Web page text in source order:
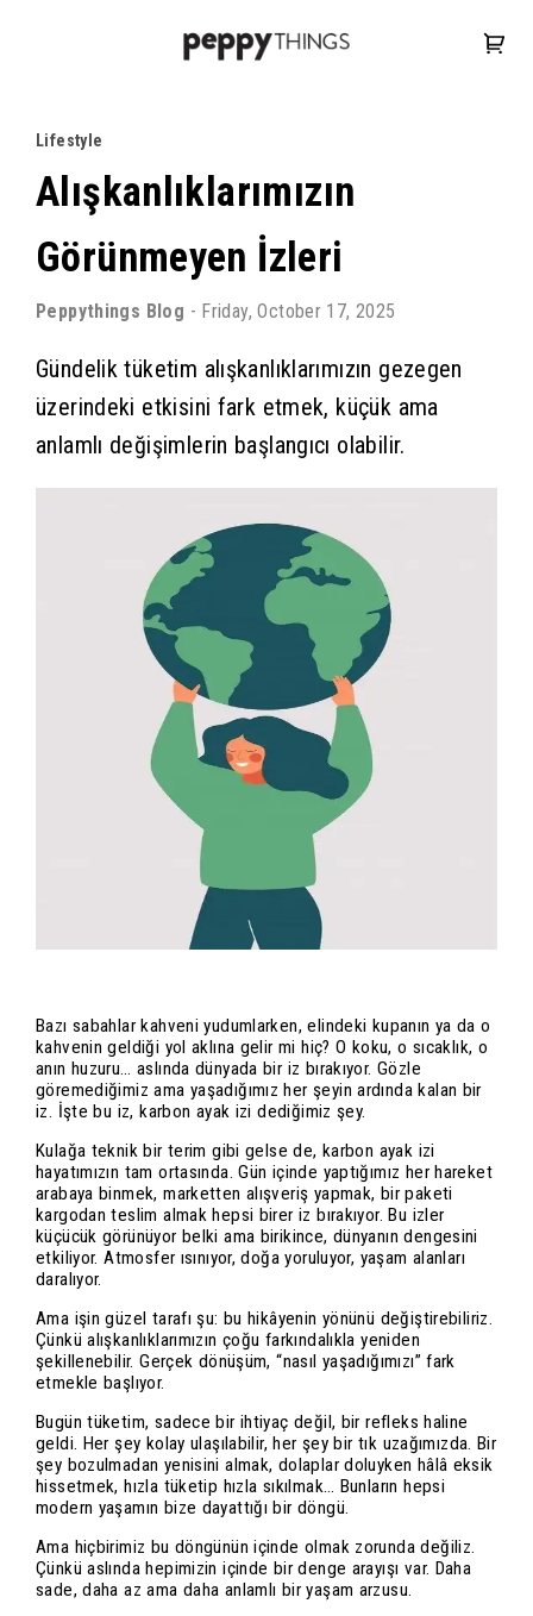
Lifestyle
Alışkanlıklarımızın
Görünmeyen İzleri
Peppythings Blog - Friday, October 17, 2025
Gündelik tüketim alışkanlıklarımızın gezegen
üzerindeki etkisini fark etmek, küçük ama
anlamlı değişimlerin başlangıcı olabilir.
Bazı sabahlar kahveni yudumlarken, elindeki kupanın ya da o
kahvenin geldiği yol aklına gelir mi hiç? O koku, o sıcaklık, o
anın huzuru… aslında dünyada bir iz bırakıyor. Gözle
göremediğimiz ama yaşadığımız her şeyin ardında kalan bir
iz. İşte bu iz, karbon ayak izi dediğimiz şey.
Kulağa teknik bir terim gibi gelse de, karbon ayak izi
hayatımızın tam ortasında. Gün içinde yaptığımız her hareket
arabaya binmek, marketten alışveriş yapmak, bir paketi
kargodan teslim almak hepsi birer iz bırakıyor. Bu izler
küçücük görünüyor belki ama birikince, dünyanın dengesini
etkiliyor. Atmosfer ısınıyor, doğa yoruluyor, yaşam alanları
daralıyor.
Ama işin güzel tarafı şu: bu hikâyenin yönünü değiştirebiliriz.
Çünkü alışkanlıklarımızın çoğu farkındalıkla yeniden
şekillenebilir. Gerçek dönüşüm, “nasıl yaşadığımızı” fark
etmekle başlıyor.
Bugün tüketim, sadece bir ihtiyaç değil, bir refleks haline
geldi. Her şey kolay ulaşılabilir, her şey bir tık uzağımızda. Bir
şey bozulmadan yenisini almak, dolaplar doluyken hâlâ eksik
hissetmek, hızla tüketip hızla sıkılmak… Bunların hepsi
modern yaşamın bize dayattığı bir döngü.
Ama hiçbirimiz bu döngünün içinde olmak zorunda değiliz.
Çünkü aslında hepimizin içinde bir denge arayışı var. Daha
sade, daha az ama daha anlamlı bir yaşam arzusu.